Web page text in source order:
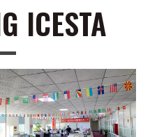
ICESTA